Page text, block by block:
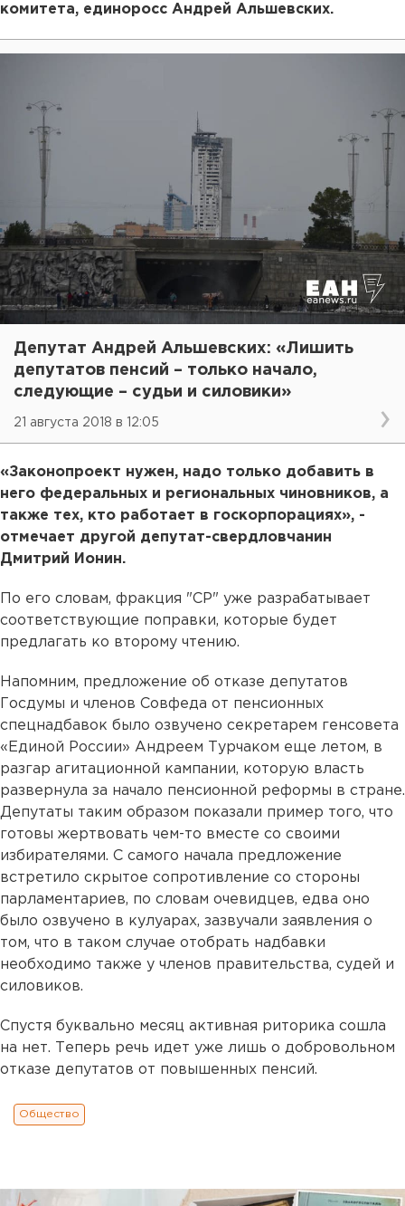
комитета, единоросс Андрей Альшевских.
Депутат Андрей Альшевских: «Лишить
депутатов пенсий – только начало,
следующие – судьи и силовики»
21 августа 2018 в 12:05
«Законопроект нужен, надо только добавить в
него федеральных и региональных чиновников, а
также тех, кто работает в госкорпорациях», -
отмечает другой депутат-свердловчанин
Дмитрий Ионин.
По его словам, фракция "СР" уже разрабатывает
соответствующие поправки, которые будет
предлагать ко второму чтению.
Напомним, предложение об отказе депутатов
Госдумы и членов Совфеда от пенсионных
спецнадбавок было озвучено секретарем генсовета
«Единой России» Андреем Турчаком еще летом, в
разгар агитационной кампании, которую власть
развернула за начало пенсионной реформы в стране.
Депутаты таким образом показали пример того, что
готовы жертвовать чем-то вместе со своими
избирателями. С самого начала предложение
встретило скрытое сопротивление со стороны
парламентариев, по словам очевидцев, едва оно
было озвучено в кулуарах, зазвучали заявления о
том, что в таком случае отобрать надбавки
необходимо также у членов правительства, судей и
силовиков.
Спустя буквально месяц активная риторика сошла
на нет. Теперь речь идет уже лишь о добровольном
отказе депутатов от повышенных пенсий.
Общество